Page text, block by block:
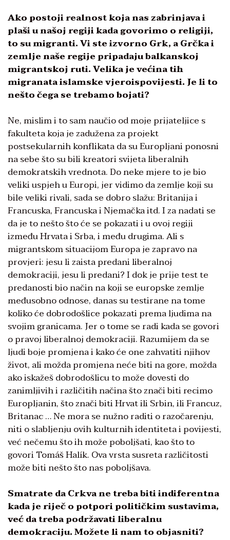
Ako postoji realnost koja nas zabrinjava i
plaši u našoj regiji kada govorimo o religiji,
to su migranti. Vi ste izvorno Grk, a Grčka i
zemlje naše regije pripadaju balkanskoj
migrantskoj ruti. Velika je većina tih
migranata islamske vjeroispovijesti. Je li to
nešto čega se trebamo bojati?
Ne, mislim i to sam naučio od moje prijateljice s
fakulteta koja je zadužena za projekt
postsekularnih konflikata da su Europljani ponosni
na sebe što su bili kreatori svijeta liberalnih
demokratskih vrednota. Do neke mjere to je bio
veliki uspjeh u Europi, jer vidimo da zemlje koji su
bile veliki rivali, sada se dobro slažu: Britanija i
Francuska, Francuska i Njemačka itd. I za nadati se
da je to nešto što će se pokazati i u ovoj regiji
između Hrvata i Srba, i među drugima. Ali s
migrantskom situacijom Europa je zapravo na
provjeri: jesu li zaista predani liberalnoj
demokraciji, jesu li predani? I dok je prije test te
predanosti bio način na koji se europske zemlje
međusobno odnose, danas su testirane na tome
koliko će dobrodošlice pokazati prema ljudima na
svojim granicama. Jer o tome se radi kada se govori
o pravoj liberalnoj demokraciji. Razumijem da se
ljudi boje promjena i kako će one zahvatiti njihov
život, ali možda promjena neće biti na gore, možda
ako iskažeš dobrodošlicu to može dovesti do
zanimljivih i različitih načina što znači biti recimo
Europljanin, što znači biti Hrvat ili Srbin, ili Francuz,
Britanac … Ne mora se nužno raditi o razočarenju,
niti o slabljenju ovih kulturnih identiteta i povijesti,
već nečemu što ih može poboljšati, kao što to
govori Tomáš Halík. Ova vrsta susreta različitosti
može biti nešto što nas poboljšava.
Smatrate da Crkva ne treba biti indiferentna
kada je riječ o potpori političkim sustavima,
već da treba podržavati liberalnu
demokraciju. Možete li nam to objasniti?